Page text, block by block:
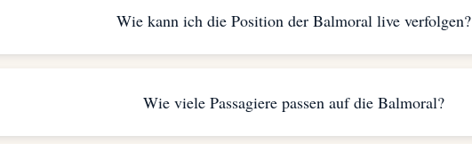
Wie kann ich die Position der Balmoral live verfolgen?
Wie viele Passagiere passen auf die Balmoral?